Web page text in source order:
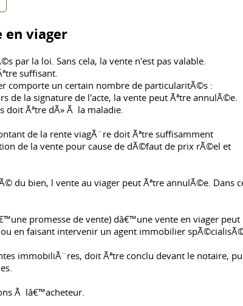
en viager
par la loi. Sans cela, la vente n'est pas valable.
suffisant.
comporte un certain nombre de particularitÃ©s :
la signature de l'acte, la vente peut Ãªtre annulÃ©e.
doit Ãªtre dÃ» Ã la maladie.
de la rente viagÃ¨re doit Ãªtre suffisamment
de la vente pour cause de dÃ©faut de prix rÃ©el et
du bien, l vente au viager peut Ãªtre annulÃ©e. Dans
promesse de vente) dâ€™une vente en viager peut
en faisant intervenir un agent immobilier
immobiliÃ¨res, doit Ãªtre conclu devant le notaire,
Ã lâ€™acheteur.